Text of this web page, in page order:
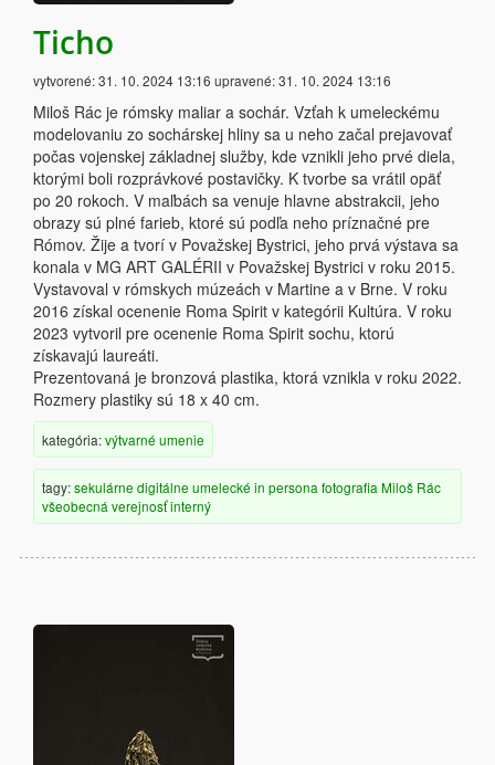
Ticho
vytvorené:31. 10. 2024 13:16 upravené:31. 10. 2024 13:16
Miloš Rác je rómsky maliar a sochár. Vzťah k umeleckému
modelovaniu zo sochárskej hliny sa u neho začal prejavovať
počas vojenskej základnej služby, kde vznikli jeho prvé diela,
ktorými boli rozprávkové postavičky. K tvorbe sa vrátil opäť
po 20 rokoch. V maľbách sa venuje hlavne abstrakcii, jeho
obrazy sú plné farieb, ktoré sú podľa neho príznačné pre
Rómov. Žije a tvorí v Považskej Bystrici, jeho prvá výstava sa
konala v MG ART GALÉRII v Považskej Bystrici v roku 2015.
Vystavoval v rómskych múzeách v Martine a v Brne. V roku
2016 získal ocenenie Roma Spirit v kategórii Kultúra. V roku
2023 vytvoril pre ocenenie Roma Spirit sochu, ktorú
získavajú laureáti.
Prezentovaná je bronzová plastika, ktorá vznikla v roku 2022.
Rozmery plastiky sú 18 x 40 cm.
kategória:výtvarné umenie
tagy:sekulárne digitálne umelecké in persona fotografia Miloš Rác
všeobecná verejnosťinterný